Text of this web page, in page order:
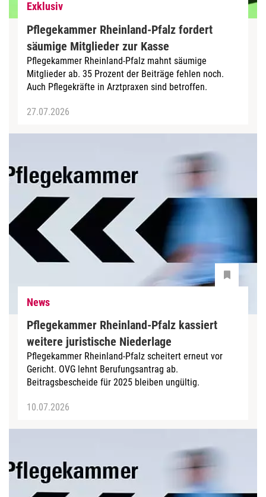
Exklusiv
Pflegekammer Rheinland-Pfalz fordert
säumige Mitglieder zur Kasse
Pflegekammer Rheinland-Pfalz mahnt säumige
Mitglieder ab. 35 Prozent der Beiträge fehlen noch.
Auch Pflegekräfte in Arztpraxen sind betroffen.
27.07.2026
News
Pflegekammer Rheinland-Pfalz kassiert
weitere juristische Niederlage
Pflegekammer Rheinland-Pfalz scheitert erneut vor
Gericht. OVG lehnt Berufungsantrag ab.
Beitragsbescheide für 2025 bleiben ungültig.
10.07.2026